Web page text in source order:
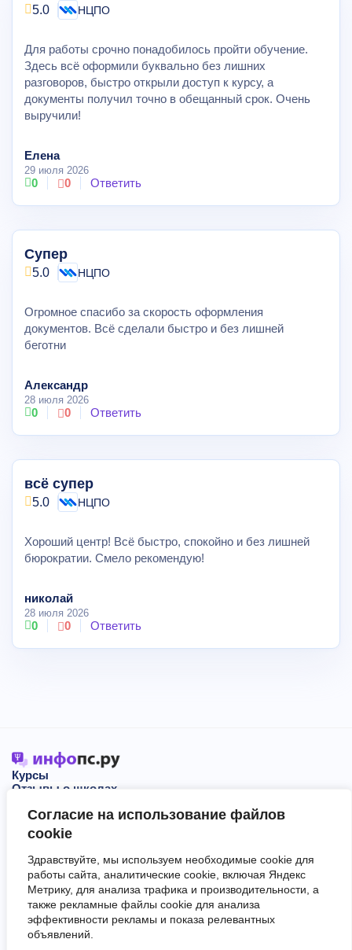
Согласие на использование файлов
cookie
Здравствуйте, мы используем необходимые cookie для
работы сайта, аналитические cookie, включая Яндекс
Метрику, для анализа трафика и производительности, а
также рекламные файлы cookie для анализа
эффективности рекламы и показа релевантных
объявлений.
5.0 НЦПО
Для работы срочно понадобилось пройти обучение.
Здесь всё оформили буквально без лишних
разговоров, быстро открыли доступ к курсу, а
документы получил точно в обещанный срок. Очень
выручили!
Елена
29 июля 2026
0 0 Ответить
5.0
Супер
НЦПО
Огромное спасибо за скорость оформления
документов. Всё сделали быстро и без лишней
беготни
Александр
28 июля 2026
0 0 Ответить
5.0
всё супер
НЦПО
Хороший центр! Всё быстро, спокойно и без лишней
бюрократии. Смело рекомендую!
николай
28 июля 2026
0 0 Ответить
Курсы
Отзывы о школах
События
О нас
Пользовательское соглашение
Политика обработки персональных данных
Сервис не оказывает образовательные услуги.
Информация, размещённая на сайте, не является публичной
офертой.
В материалах могут встречаться рекламные ссылки.